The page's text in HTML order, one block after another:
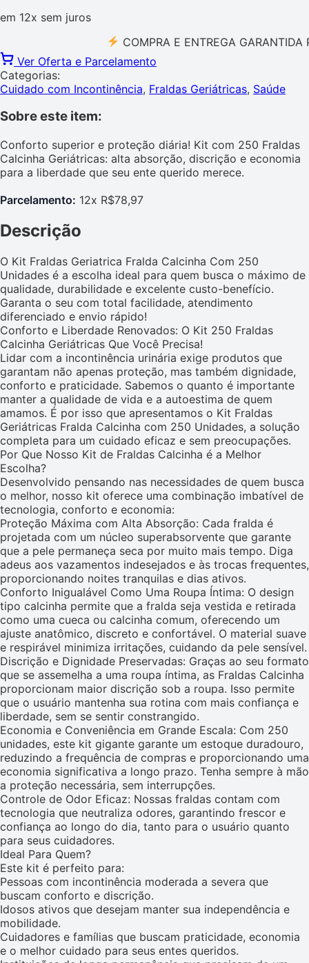
em 12x sem juros
COMPRA E ENTREGA GARANTIDA PELO
Ver Oferta e Parcelamento
Categorias:
Cuidado com Incontinência, Fraldas Geriátricas, Saúde
Sobre este item:
Conforto superior e proteção diária! Kit com 250 Fraldas
Calcinha Geriátricas: alta absorção, discrição e economia
para a liberdade que seu ente querido merece.
Parcelamento: 12x R$78,97
Descrição
O Kit Fraldas Geriatrica Fralda Calcinha Com 250
Unidades é a escolha ideal para quem busca o máximo de
qualidade, durabilidade e excelente custo-benefício.
Garanta o seu com total facilidade, atendimento
diferenciado e envio rápido!
Conforto e Liberdade Renovados: O Kit 250 Fraldas
Calcinha Geriátricas Que Você Precisa!
Lidar com a incontinência urinária exige produtos que
garantam não apenas proteção, mas também dignidade,
conforto e praticidade. Sabemos o quanto é importante
manter a qualidade de vida e a autoestima de quem
amamos. É por isso que apresentamos o Kit Fraldas
Geriátricas Fralda Calcinha com 250 Unidades, a solução
completa para um cuidado eficaz e sem preocupações.
Por Que Nosso Kit de Fraldas Calcinha é a Melhor
Escolha?
Desenvolvido pensando nas necessidades de quem busca
o melhor, nosso kit oferece uma combinação imbatível de
tecnologia, conforto e economia:
Proteção Máxima com Alta Absorção: Cada fralda é
projetada com um núcleo superabsorvente que garante
que a pele permaneça seca por muito mais tempo. Diga
adeus aos vazamentos indesejados e às trocas frequentes,
proporcionando noites tranquilas e dias ativos.
Conforto Inigualável Como Uma Roupa Íntima: O design
tipo calcinha permite que a fralda seja vestida e retirada
como uma cueca ou calcinha comum, oferecendo um
ajuste anatômico, discreto e confortável. O material suave
e respirável minimiza irritações, cuidando da pele sensível.
Discrição e Dignidade Preservadas: Graças ao seu formato
que se assemelha a uma roupa íntima, as Fraldas Calcinha
proporcionam maior discrição sob a roupa. Isso permite
que o usuário mantenha sua rotina com mais confiança e
liberdade, sem se sentir constrangido.
Economia e Conveniência em Grande Escala: Com 250
unidades, este kit gigante garante um estoque duradouro,
reduzindo a frequência de compras e proporcionando uma
economia significativa a longo prazo. Tenha sempre à mão
a proteção necessária, sem interrupções.
Controle de Odor Eficaz: Nossas fraldas contam com
tecnologia que neutraliza odores, garantindo frescor e
confiança ao longo do dia, tanto para o usuário quanto
para seus cuidadores.
Ideal Para Quem?
Este kit é perfeito para:
Pessoas com incontinência moderada a severa que
buscam conforto e discrição.
Idosos ativos que desejam manter sua independência e
mobilidade.
Cuidadores e famílias que buscam praticidade, economia
e o melhor cuidado para seus entes queridos.